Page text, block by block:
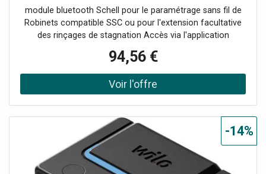
module bluetooth Schell pour le paramétrage sans fil de
Robinets compatible SSC ou pour l'extension facultative
des rinçages de stagnation Accès via l'application
Store) et les appareils mobiles Android ou iOS peut être
utilisé comme Outils pour régler le Robinets (le module
peut alors être retiré) ou le module reste sur la
robinetterie (sauf pour les robinetteries de douche VITUS
VENUS E pour fonctionnement sur batterie) et permet
ainsi un rinçage anti-stagnation selon le jour de la semaine
et l'heure les 64 derniers rinçages de stagnation sont
enregistrés et peuvent être lus via l'application et peut être
94,56 €
-14%